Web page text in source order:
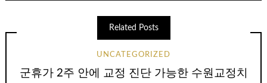
Related Posts
UNCATEGORIZED
군휴가 2주 안에 교정 진단 가능한 수원교정치